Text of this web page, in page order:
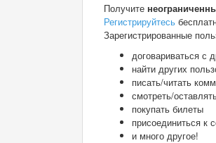
Получите
Регистрируйтесь
Зарегистрированные
договариваться с
найти других
писать/читать
смотреть/
покупать билеты
присоединиться к
и много другое!